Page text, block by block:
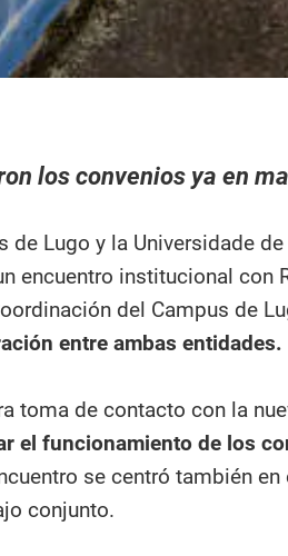
los convenios ya en
de Lugo y la Universidade
encuentro institucional con
del Campus de
entre ambas entidades.
toma de contacto con la
el funcionamiento de los
se centró también en
conjunto.